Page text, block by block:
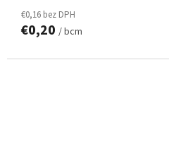
€0,16 bez DPH
€0,20 / bcm